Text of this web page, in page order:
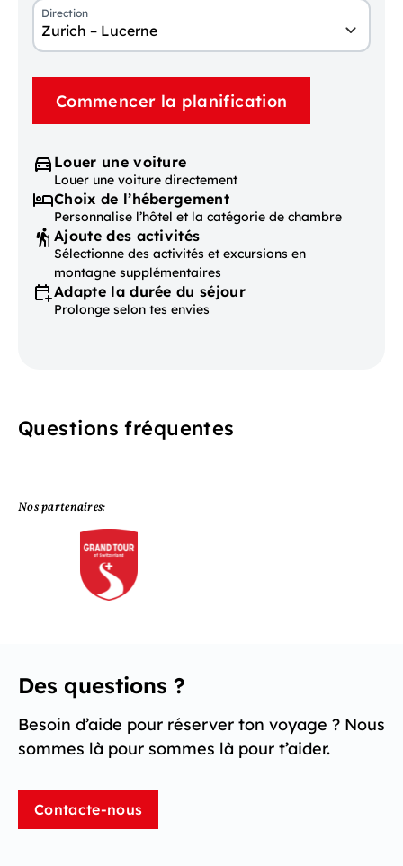
Direction
Zurich – Lucerne
Commencer la planification
Louer une voiture
Louer une voiture directement
Choix de l’hébergement
Personnalise l’hôtel et la catégorie de chambre
Ajoute des activités
Sélectionne des activités et excursions en
montagne supplémentaires
Adapte la durée du séjour
Prolonge selon tes envies
Questions fréquentes
Nos partenaires:
Des questions ?
Besoin d’aide pour réserver ton voyage ? Nous
sommes là pour sommes là pour t’aider.
Contacte-nous